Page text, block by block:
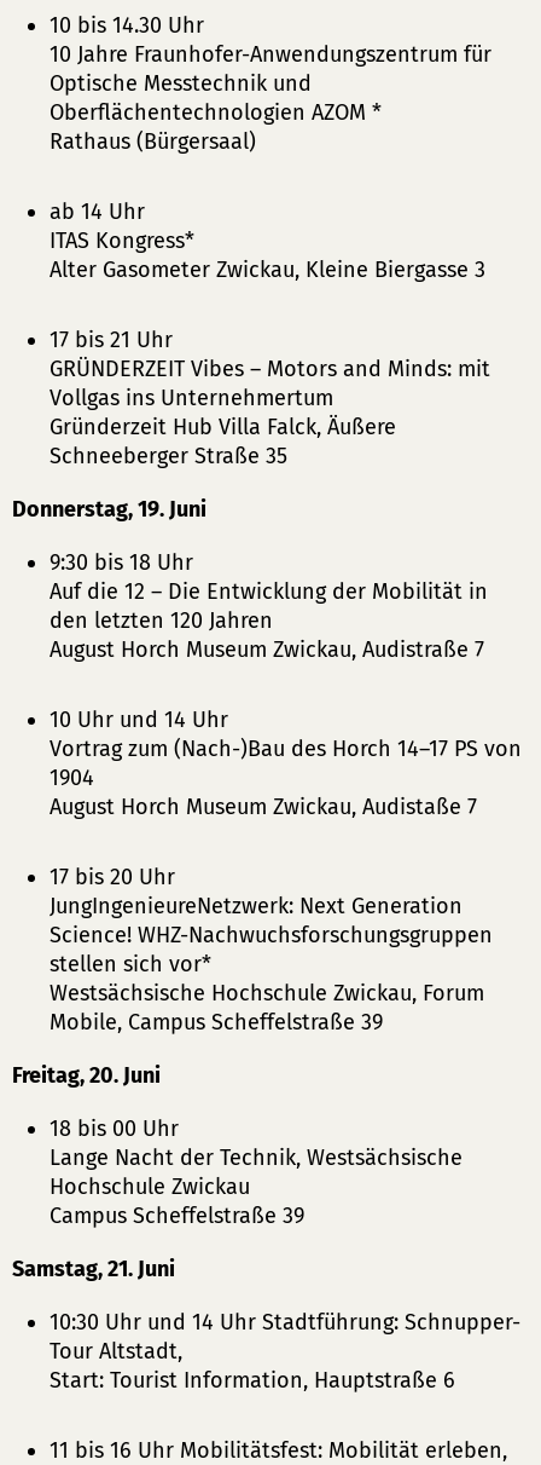
10 bis 14.30 Uhr
10 Jahre Fraunhofer-Anwendungszentrum für
Optische Messtechnik und
Oberflächentechnologien AZOM *
Rathaus (Bürgersaal)
ab 14 Uhr
ITAS Kongress*
Alter Gasometer Zwickau, Kleine Biergasse 3
17 bis 21 Uhr
GRÜNDERZEIT Vibes – Motors and Minds: mit
Vollgas ins Unternehmertum
Gründerzeit Hub Villa Falck, Äußere
Schneeberger Straße 35
Donnerstag, 19. Juni
9:30 bis 18 Uhr
Auf die 12 – Die Entwicklung der Mobilität in
den letzten 120 Jahren
August Horch Museum Zwickau, Audistraße 7
10 Uhr und 14 Uhr
Vortrag zum (Nach-)Bau des Horch 14–17 PS von
1904
August Horch Museum Zwickau, Audistaße 7
17 bis 20 Uhr
JungIngenieureNetzwerk: Next Generation
Science! WHZ-Nachwuchsforschungsgruppen
stellen sich vor*
Westsächsische Hochschule Zwickau, Forum
Mobile, Campus Scheffelstraße 39
Freitag, 20. Juni
18 bis 00 Uhr
Lange Nacht der Technik, Westsächsische
Hochschule Zwickau
Campus Scheffelstraße 39
Samstag, 21. Juni
10:30 Uhr und 14 Uhr Stadtführung: Schnupper-
Tour Altstadt,
Start: Tourist Information, Hauptstraße 6
11 bis 16 Uhr Mobilitätsfest: Mobilität erleben,